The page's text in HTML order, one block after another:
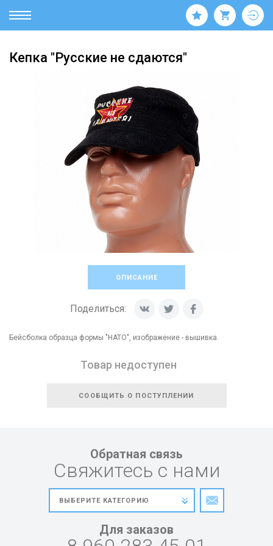
Кепка "Русские не сдаются"
ОПИСАНИЕ
Поделиться:
Бейсболка образца формы "НАТО", изображение - вышивка.
Товар недоступен
СООБЩИТЬ О ПОСТУПЛЕНИИ
Обратная связь
Свяжитесь с нами
Для заказов